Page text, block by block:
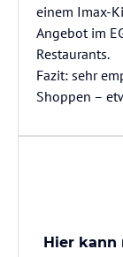
einem Imax-
Angebot im
Restaurants.
Fazit: sehr
Shoppen –
Hier kann